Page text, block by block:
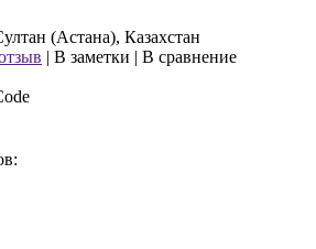
(Астана), Казахстан
| В заметки | В сравнение